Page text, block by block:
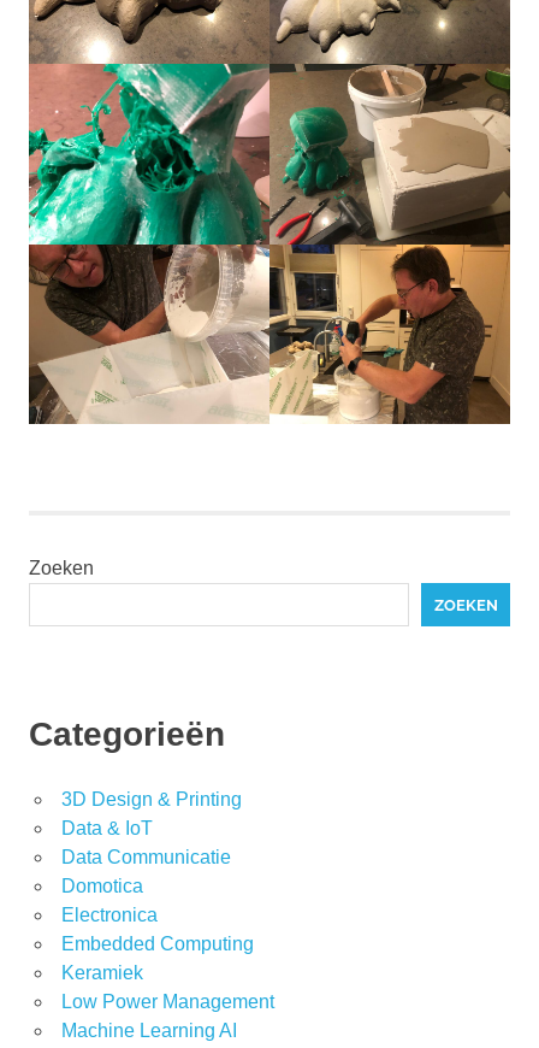
Zoeken
ZOEKEN
Categorieën
3D Design & Printing
Data & IoT
Data Communicatie
Domotica
Electronica
Embedded Computing
Keramiek
Low Power Management
Machine Learning AI